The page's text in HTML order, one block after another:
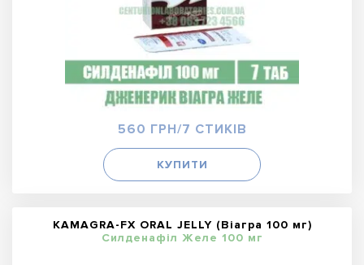
560 ГРН/7 СТИКІВ
КУПИТИ
KAMAGRA-FX ORAL JELLY (Віагра 100 мг)
Силденафіл Желе 100 мг